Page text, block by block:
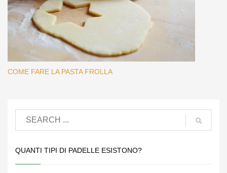
COME FARE LA PASTA FROLLA
QUANTI TIPI DI PADELLE ESISTONO?